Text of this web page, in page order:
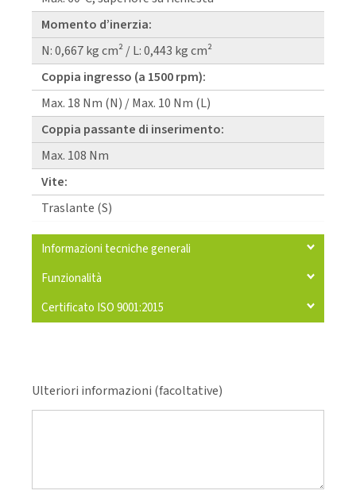
Momento d’inerzia:
N: 0,667 kg cm² / L: 0,443 kg cm²
Coppia ingresso (a 1500 rpm):
Max. 18 Nm (N) / Max. 10 Nm (L)
Coppia passante di inserimento:
Max. 108 Nm
Vite:
Traslante (S)
Informazioni tecniche generali
Funzionalità
Certificato ISO 9001:2015
Ulteriori informazioni (facoltative)